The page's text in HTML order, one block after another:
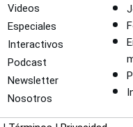
Videos
Especiales
Interactivos
Podcast
Newsletter
Nosotros